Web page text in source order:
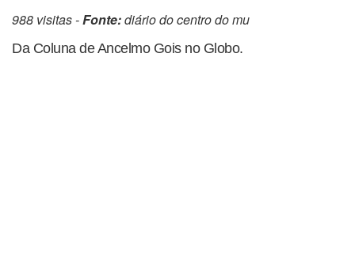
988 visitas -Fonte:diário do centro do mu
Da Coluna de Ancelmo Gois no Globo.